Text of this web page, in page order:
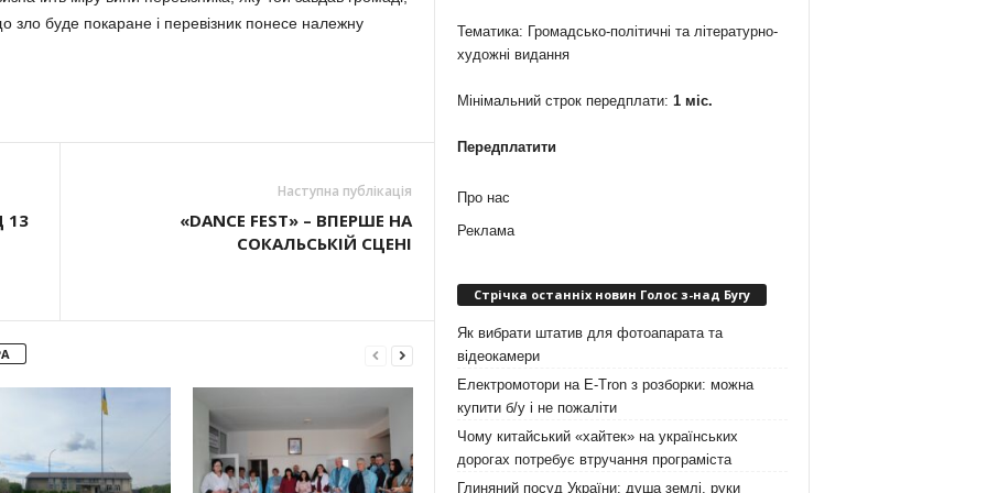
зло буде покаране і перевізник понесе належну
13
Наступна публікація
«DANCE FEST» – ВПЕРШЕ НА
СОКАЛЬСЬКІЙ СЦЕНІ
Тематика: Громадсько-політичні та літературно-
художні видання
Мінімальний строк передплати: 1 міс.
Передплатити
Про нас
Реклама
Стрічка останніх новин Голос з-над Бугу
Як вибрати штатив для фотоапарата та
відеокамери
Електромотори на E-Tron з розборки: можна
купити б/у і не пожаліти
Чому китайський «хайтек» на українських
дорогах потребує втручання програміста
Глиняний посуд України: душа землі, руки